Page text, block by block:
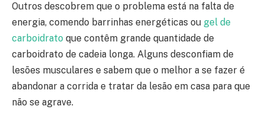
Outros descobrem que o problema está na falta de
energia, comendo barrinhas energéticas ou gel de
carboidrato que contêm grande quantidade de
carboidrato de cadeia longa. Alguns desconfiam de
lesões musculares e sabem que o melhor a se fazer é
abandonar a corrida e tratar da lesão em casa para que
não se agrave.